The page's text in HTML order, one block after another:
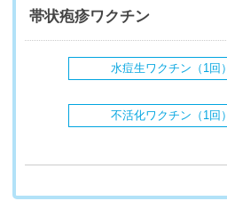
帯状疱疹ワクチン
水痘生ワクチン（1回）
不活化ワクチン（1回）